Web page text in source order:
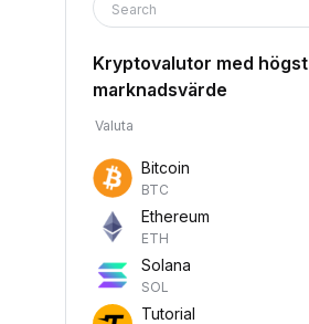
Search
Kryptovalutor med högst
marknadsvärde
Valuta
Bitcoin
BTC
Ethereum
ETH
Solana
SOL
Tutorial